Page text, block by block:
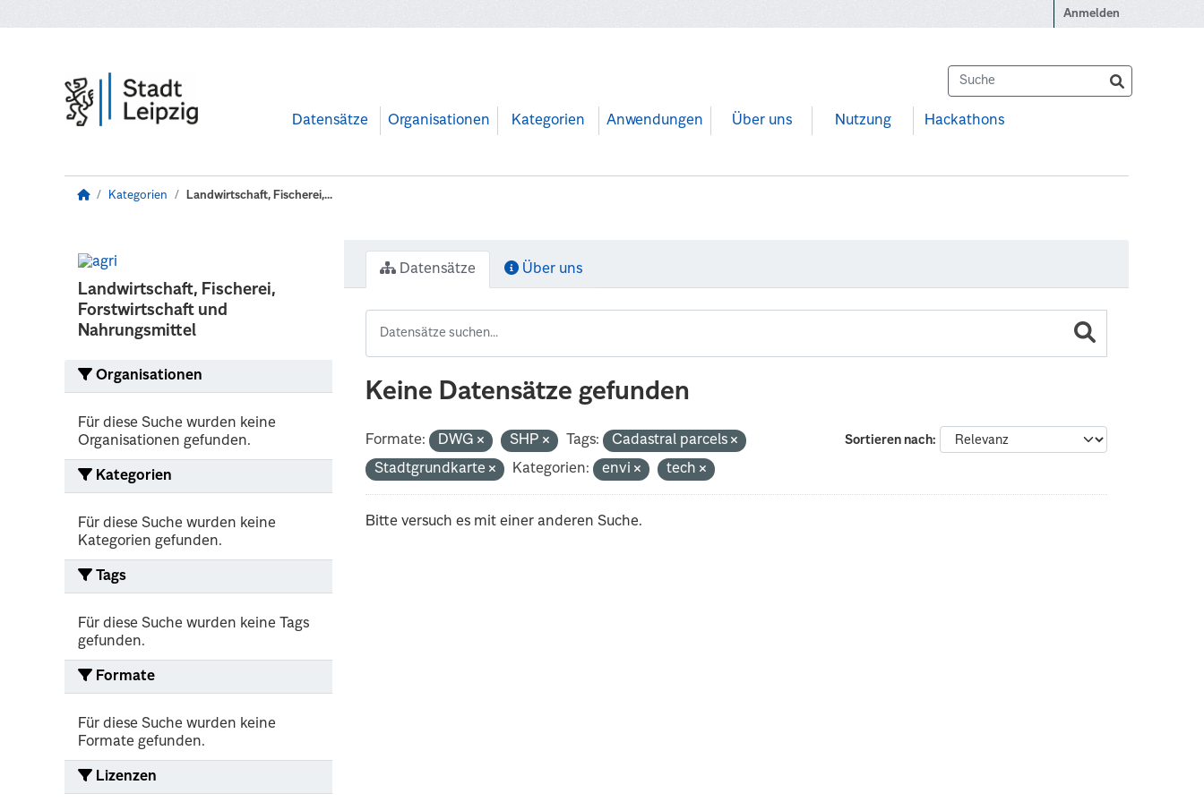
Anmelden
Datensätze Organisationen Kategorien Anwendungen Über uns Nutzung Hackathons
Kategorien Landwirtschaft, Fischerei,...
Landwirtschaft, Fischerei,
Forstwirtschaft und
Nahrungsmittel
Organisationen
Für diese Suche wurden keine
Organisationen gefunden.
Kategorien
Für diese Suche wurden keine
Kategorien gefunden.
Tags
Für diese Suche wurden keine Tags
gefunden.
Formate
Für diese Suche wurden keine
Formate gefunden.
Lizenzen
Datensätze Über uns
Keine Datensätze gefunden
Sortieren nach
Formate: DWG SHP Tags:
Cadastral parcels
Stadtgrundkarte
Kategorien: envi tech
Bitte versuch es mit einer anderen Suche.